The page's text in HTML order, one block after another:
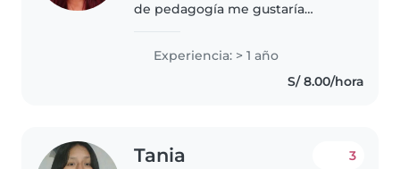
de pedagogía me gustaría
algo de experiencia cuidando a
mis primos y solía cuidar de
pequeños de varios conocidos.
Experiencia: > 1 año
S/ 8.00/hora
Tania 3